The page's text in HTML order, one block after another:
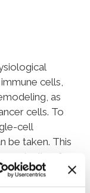
cells,
as
cells. To
cell
be taken. This
of
simpler